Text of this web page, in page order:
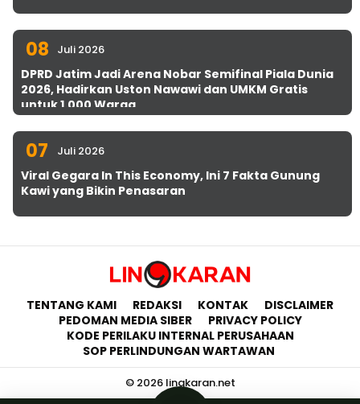
08 Juli 2026
DPRD Jatim Jadi Arena Nobar Semifinal Piala Dunia
2026, Hadirkan Uston Nawawi dan UMKM Gratis
untuk 1.000 Warga
07 Juli 2026
Viral Gegara In This Economy, Ini 7 Fakta Gunung
Kawi yang Bikin Penasaran
TENTANG KAMI REDAKSI KONTAK
DISCLAIMER
PEDOMAN MEDIA SIBER
PRIVACY POLICY
KODE PERILAKU INTERNAL PERUSAHAAN
SOP PERLINDUNGAN WARTAWAN
© 2026 lingkaran.net